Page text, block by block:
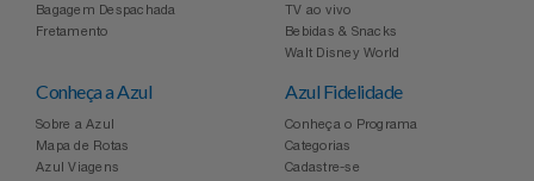
Bagagem Despachada
Fretamento
TV ao vivo
Bebidas & Snacks
Walt Disney World
Conheça a Azul
Sobre a Azul
Mapa de Rotas
Azul Viagens
Azul Fidelidade
Conheça o Programa
Categorias
Cadastre-se